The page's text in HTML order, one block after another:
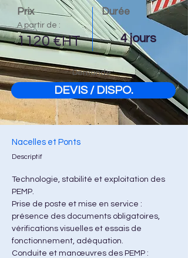
Prix Durée
A partir de :
1120 €HT 4 jours
Demande :
DEVIS / DISPO.
Nacelles et Ponts
Descriptif
Technologie, stabilité et exploitation des
PEMP.
Prise de poste et mise en service :
présence des documents obligatoires,
vérifications visuelles et essais de
fonctionnement, adéquation.
Conduite et manœuvres des PEMP :